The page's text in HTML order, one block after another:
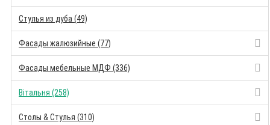
Стулья из дуба (49)
Фасады жалюзийные (77)
Фасады мебельные МДФ (336)
Вітальня (258)
Столы & Стулья (310)